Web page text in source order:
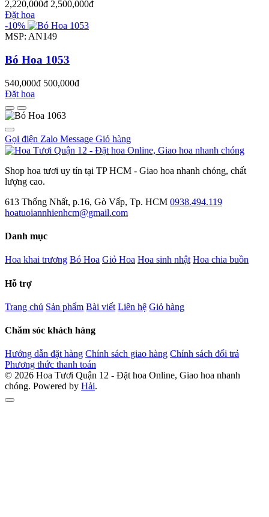
2,220,000đ 2,500,000đ
Đặt hoa
-10%
MSP: AN149
Bó Hoa 1053
540,000đ 500,000đ
Đặt hoa
Gọi điện Zalo Message 0
Giỏ hàng
Shop hoa tươi uy tín tại TP HCM - Giao hoa nhanh chóng, chất
lượng cao.
613 Thống Nhất, p.16, Gò Vấp, Tp. HCM 0938.494.119
hoatuoiannhienhcm@gmail.com
Danh mục
Hoa khai trương Bó Hoa Giỏ Hoa Hoa sinh nhật Hoa chia buồn
Hỗ trợ
Trang chủ Sản phẩm Bài viết Liên hệ Giỏ hàng
Chăm sóc khách hàng
Hướng dẫn đặt hàng Chính sách giao hàng Chính sách đổi trả
Phương thức thanh toán
© 2026 Hoa Tươi Quận 12 - Đặt hoa Online, Giao hoa nhanh
chóng. Powered by Hải.